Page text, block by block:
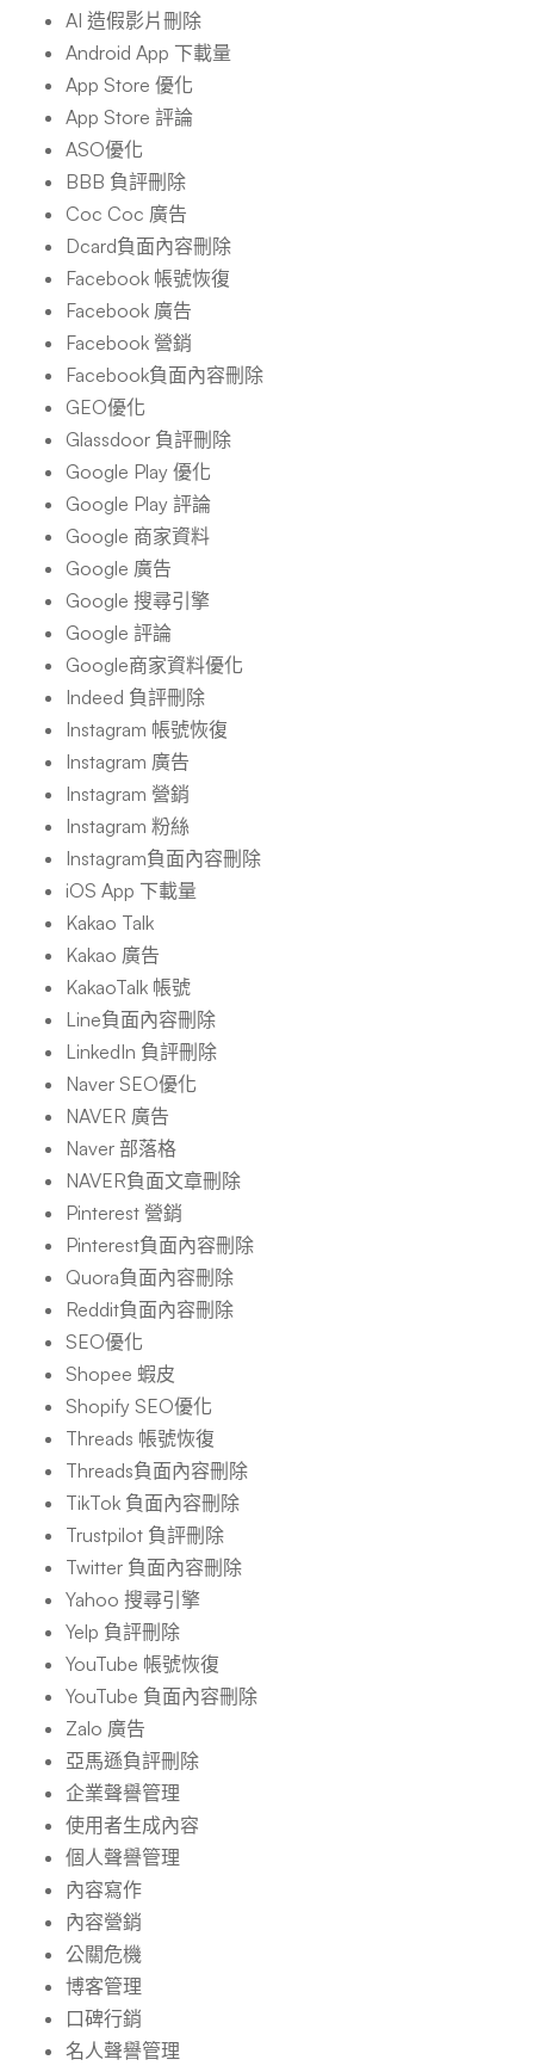
AI 造假影片刪除
Android App 下載量
App Store 優化
App Store 評論
ASO優化
BBB 負評刪除
Coc Coc 廣告
Dcard負面內容刪除
Facebook 帳號恢復
Facebook 廣告
Facebook 營銷
Facebook負面內容刪除
GEO優化
Glassdoor 負評刪除
Google Play 優化
Google Play 評論
Google 商家資料
Google 廣告
Google 搜尋引擎
Google 評論
Google商家資料優化
Indeed 負評刪除
Instagram 帳號恢復
Instagram 廣告
Instagram 營銷
Instagram 粉絲
Instagram負面內容刪除
iOS App 下載量
Kakao Talk
Kakao 廣告
KakaoTalk 帳號
Line負面內容刪除
LinkedIn 負評刪除
Naver SEO優化
NAVER 廣告
Naver 部落格
NAVER負面文章刪除
Pinterest 營銷
Pinterest負面內容刪除
Quora負面內容刪除
Reddit負面內容刪除
SEO優化
Shopee 蝦皮
Shopify SEO優化
Threads 帳號恢復
Threads負面內容刪除
TikTok 負面內容刪除
Trustpilot 負評刪除
Twitter 負面內容刪除
Yahoo 搜尋引擎
Yelp 負評刪除
YouTube 帳號恢復
YouTube 負面內容刪除
Zalo 廣告
亞馬遜負評刪除
企業聲譽管理
使用者生成內容
個人聲譽管理
內容寫作
內容營銷
公關危機
博客管理
口碑行銷
名人聲譽管理